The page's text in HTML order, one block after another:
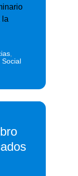
la
,
Social